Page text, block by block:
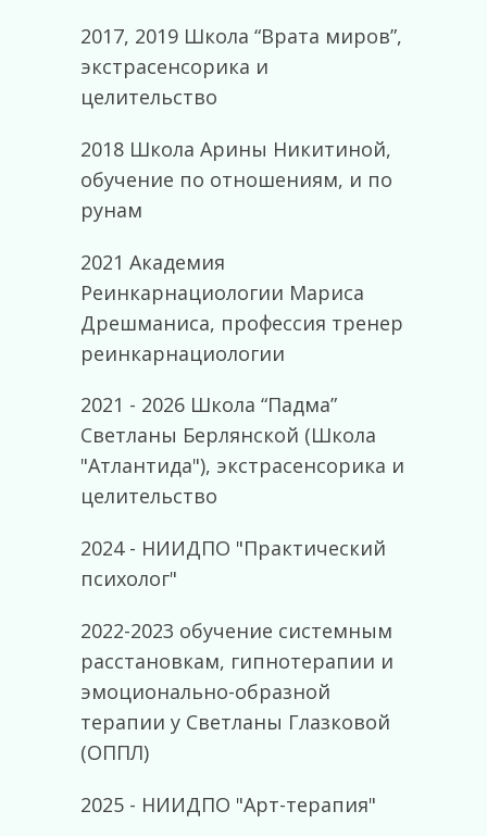
2017, 2019 Школа “Врата миров”,
экстрасенсорика и
целительство
2018 Школа Арины Никитиной,
обучение по отношениям, и по
рунам
2021 Академия
Реинкарнациологии Мариса
Дрешманиса, профессия тренер
реинкарнациологии
2021 - 2026 Школа “Падма”
Светланы Берлянской (Школа
"Атлантида"), экстрасенсорика и
целительство
2024 - НИИДПО "Практический
психолог"
2022-2023 обучение системным
расстановкам, гипнотерапии и
эмоционально-образной
терапии у Светланы Глазковой
(ОППЛ)
2025 - НИИДПО "Арт-терапия"